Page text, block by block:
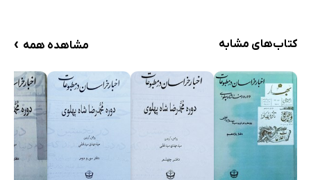
جواب حسن مکرم بوسیله صفائی
مردم و انتخابات (2)
آگهی مناقصه اداره غله و نان استان نهم
آخرین معشوقه عبدالحمید
ستون آزاد (2)
طلوع و غروب (6)
کتاب‌های مشابه مشاهده همه ›